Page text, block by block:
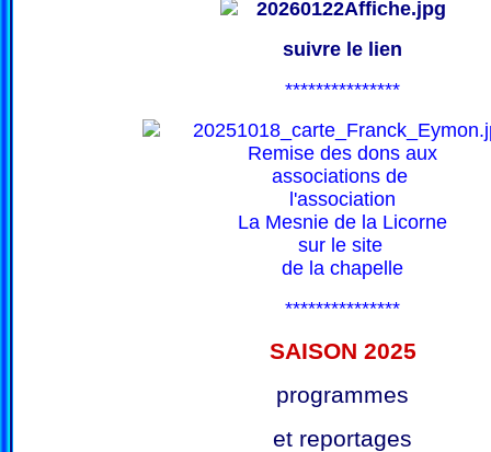
suivre le lien
***************
Remise des dons aux
associations de
l'association
La Mesnie de la Licorne
sur le site
de la chapelle
***************
SAISON 2025
programmes
et reportages